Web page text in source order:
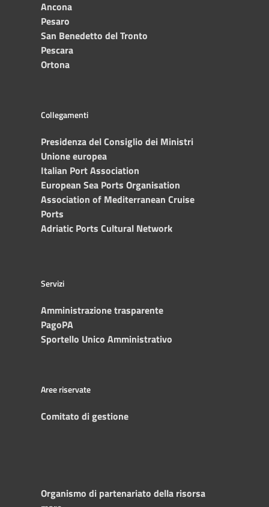
Ancona
Pesaro
San Benedetto del Tronto
Pescara
Ortona
Collegamenti
Presidenza del Consiglio dei Ministri
Unione europea
Italian Port Association
European Sea Ports Organisation
Association of Mediterranean Cruise
Ports
Adriatic Ports Cultural Network
Servizi
Amministrazione trasparente
PagoPA
Sportello Unico Amministrativo
Aree riservate
Comitato di gestione
Organismo di partenariato della risorsa